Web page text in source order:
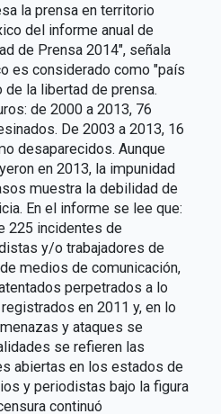
la prensa en territorio
del informe anual de
de Prensa 2014", señala
es considerado como "país
la libertad de prensa.
de 2000 a 2013, 76
De 2003 a 2013, 16
desaparecidos. Aunque
en 2013, la impunidad
muestra la debilidad de
En el informe se lee que:
225 incidentes de
y/o trabajadores de
medios de comunicación,
perpetrados a lo
en 2011 y, en lo
y ataques se
se refieren las
abiertas en los estados de
y periodistas bajo la figura
continuó